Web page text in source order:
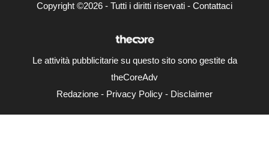
Copyright ©2026 - Tutti i diritti riservati - Contattaci
Le attività pubblicitarie su questo sito sono gestite da
theCoreAdv
Redazione - Privacy Policy - Disclaimer